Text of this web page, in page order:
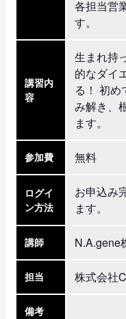
各担当営
す。
講習内
容
生まれ持
的なダイ
る！ 初
み解き、
ます。
参加費 無料
ログイ
ン方法
お申込み
ます。
講師 N.A.gene
担当 株式会社
備考